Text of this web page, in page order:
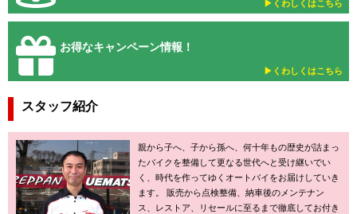
▶︎くわしくはこちら
お得なキャンペーン情報！
▶︎くわしくはこちら
スタッフ紹介
親から子へ、子から孫へ、何十年もの歴史が詰まっ
たバイクを整備して更なる世代へと受け継いでい
く、時代を作ってゆくオートバイをお届けしていき
ます。 販売から点検整備、納車後のメンテナン
ス、レストア、リセールに至るまで徹底してお付き